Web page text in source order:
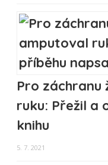
Pro
ruku: Přežil a
knihu
5. 7. 2021